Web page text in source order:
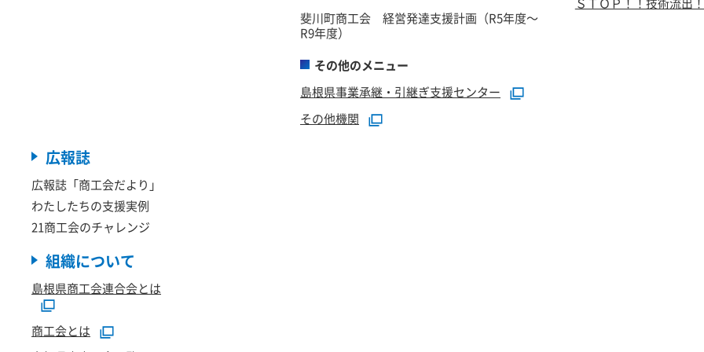
斐川町商工会 経営発達支援計画（R5年度～
R9年度）
その他のメニュー
島根県事業承継・引継ぎ支援センター
その他機関
広報誌
広報誌「商工会だより」
わたしたちの支援実例
21商工会のチャレンジ
組織について
島根県商工会連合会とは
商工会とは